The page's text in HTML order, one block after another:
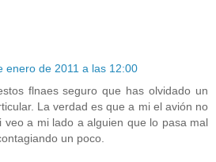
enero de 2011 a las 12:00
flnaes seguro que has olvidado un
La verdad es que a mi el avión no
veo a mi lado a alguien que lo pasa mal
un poco.